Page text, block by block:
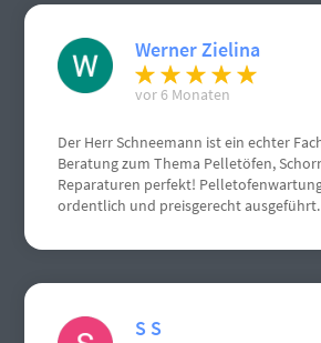
Werner Zielina
vor 6 Monaten
Der Herr Schneemann ist ein echter
Beratung zum Thema Pelletöfen,
Reparaturen perfekt!
ordentlich und preisgerecht
S S